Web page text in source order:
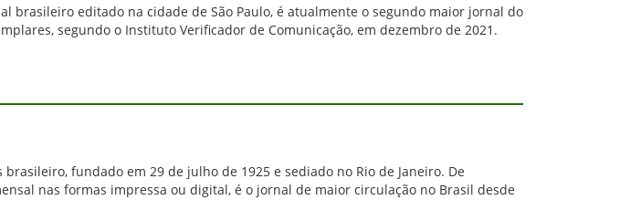
brasileiro editado na cidade de São Paulo, é atualmente o segundo maior jornal do
segundo o Instituto Verificador de Comunicação, em dezembro de 2021.
fundado em 29 de julho de 1925 e sediado no Rio de Janeiro. De
nas formas impressa ou digital, é o jornal de maior circulação no Brasil desde